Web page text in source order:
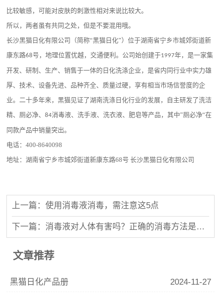
比较敏感，可能对皮肤的刺激性相对来说比较大。
所以，两者虽有共同之处，但是不要混用哦。
长沙黑猫日化有限公司（简称“黑猫日化”）位于湖南省宁乡市城郊街道新
康东路68号，地理位置优越，交通便利。公司始创建于1997年，是一家集
开发、研制、生产、销售于一体的日化洗涤企业，是省内同行业中实力雄
厚、技术、设备先进、品种齐全、质量过硬，享有相当市场信誉度的企
业。二十多年来，黑猫见证了湖南洗涤日化行业的发展，自主研发了洗洁
精、厕必净、84消毒液、洗手液、洗衣液、肥皂等产品，其中”厕必净“在
同款产品中销量突出。
电话：400-8640098
地址：湖南省宁乡市城郊街道新康东路68号 长沙黑猫日化有限公司
上一篇：使用消毒液消毒，需注意这5点
下一篇：消毒液对人体有害吗？正确的消毒方法是什么
文章推荐
黑猫日化产品册 2024-11-27